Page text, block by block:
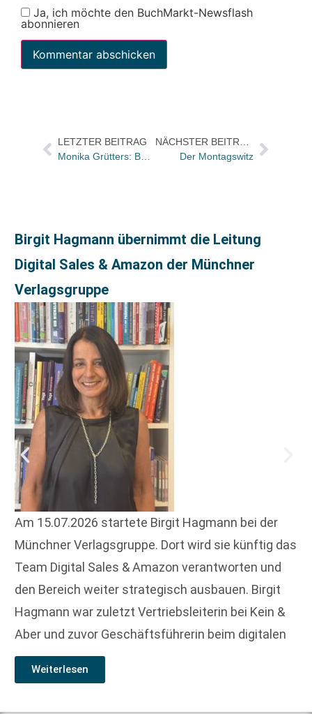
Ja, ich möchte den BuchMarkt-Newsflash
abonnieren
LETZTER BEITRAG
Monika Grütters: Buchkultur muss weiter gestärkt werden
NÄCHSTER BEITRAG
Der Montagswitz
Birgit Hagmann übernimmt die Leitung
Digital Sales & Amazon der Münchner
Verlagsgruppe
Am 15.07.2026 startete Birgit Hagmann bei der
Münchner Verlagsgruppe. Dort wird sie künftig das
Team Digital Sales & Amazon verantworten und
den Bereich weiter strategisch ausbauen. Birgit
Hagmann war zuletzt Vertriebsleiterin bei Kein &
Aber und zuvor Geschäftsführerin beim digitalen
Weiterlesen